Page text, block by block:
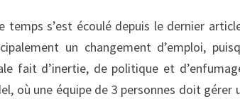
THE
HOLY
temps s’est écoulé depuis le dernier
un changement d’emploi,
fait d’inertie, de politique et
où une équipe de 3 personnes doit